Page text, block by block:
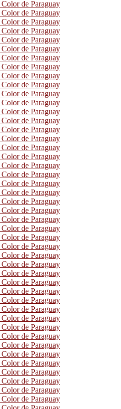
de Paraguay
de Paraguay
de Paraguay
de Paraguay
de Paraguay
de Paraguay
de Paraguay
de Paraguay
de Paraguay
de Paraguay
de Paraguay
de Paraguay
de Paraguay
de Paraguay
de Paraguay
de Paraguay
de Paraguay
de Paraguay
de Paraguay
de Paraguay
de Paraguay
de Paraguay
de Paraguay
de Paraguay
de Paraguay
de Paraguay
de Paraguay
de Paraguay
de Paraguay
de Paraguay
de Paraguay
de Paraguay
de Paraguay
de Paraguay
de Paraguay
de Paraguay
de Paraguay
de Paraguay
de Paraguay
de Paraguay
de Paraguay
de Paraguay
de Paraguay
de Paraguay
de Paraguay